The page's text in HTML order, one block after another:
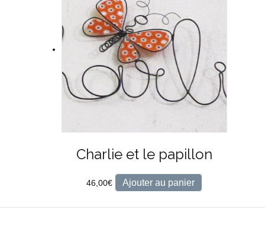
Charlie et le papillon
46,00€ Ajouter au panier